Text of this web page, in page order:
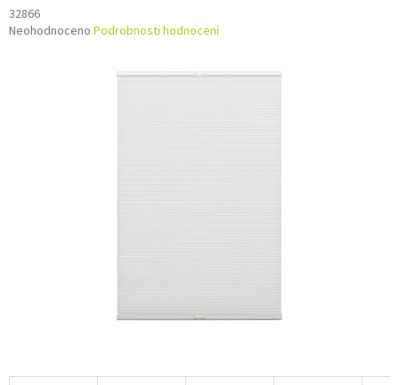
32866
Průměrné
Neohodnoceno Podrobnosti hodnocení